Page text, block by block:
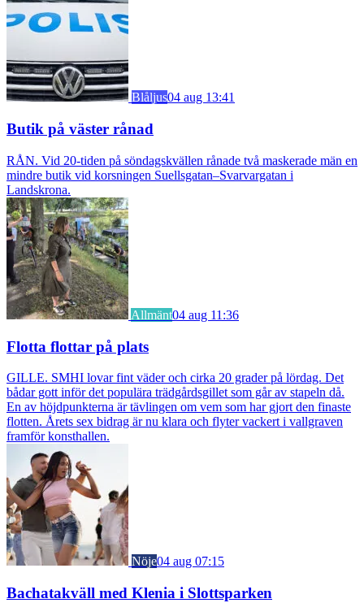
Blåljus04 aug 13:41
Butik på väster rånad
RÅN. Vid 20-tiden på söndagskvällen rånade två maskerade män en
mindre butik vid korsningen Suellsgatan–Svarvargatan i
Landskrona.
Allmänt04 aug 11:36
Flotta flottar på plats
GILLE. SMHI lovar fint väder och cirka 20 grader på lördag. Det
bådar gott inför det populära trädgårdsgillet som går av stapeln då.
En av höjdpunkterna är tävlingen om vem som har gjort den finaste
flotten. Årets sex bidrag är nu klara och flyter vackert i vallgraven
framför konsthallen.
Nöje04 aug 07:15
Bachatakväll med Klenia i Slottsparken